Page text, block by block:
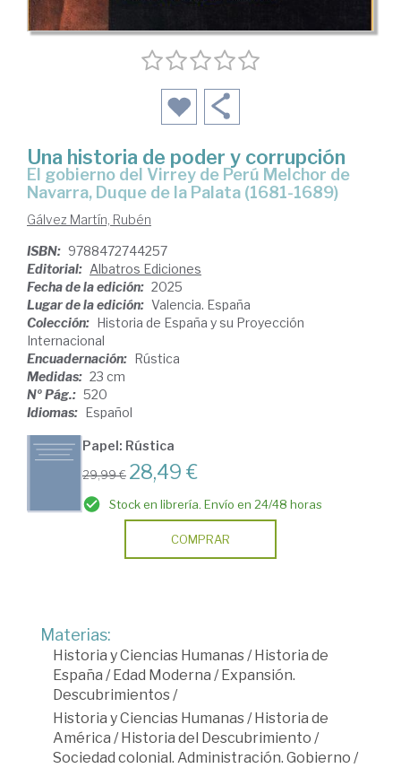
Una historia de poder y corrupción
El gobierno del Virrey de Perú Melchor de
Navarra, Duque de la Palata (1681-1689)
Gálvez Martín, Rubén
ISBN: 9788472744257
Editorial: Albatros Ediciones
Fecha de la edición: 2025
Lugar de la edición: Valencia. España
Colección: Historia de España y su Proyección
Internacional
Encuadernación: Rústica
Medidas: 23 cm
Nº Pág.: 520
Idiomas: Español
Papel: Rústica
29,99 € 28,49 €
Stock en librería. Envío en 24/48 horas
COMPRAR
Materias:
Historia y Ciencias Humanas/ Historia de
España / Edad Moderna / Expansión.
Descubrimientos/
Historia y Ciencias Humanas/ Historia de
América / Historia del Descubrimiento /
Sociedad colonial. Administración. Gobierno /